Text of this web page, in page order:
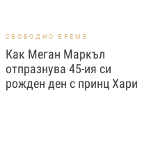
СВОБОДНО ВРЕМЕ
Как Меган Маркъл
отпразнува 45-ия си
рожден ден с принц Хари